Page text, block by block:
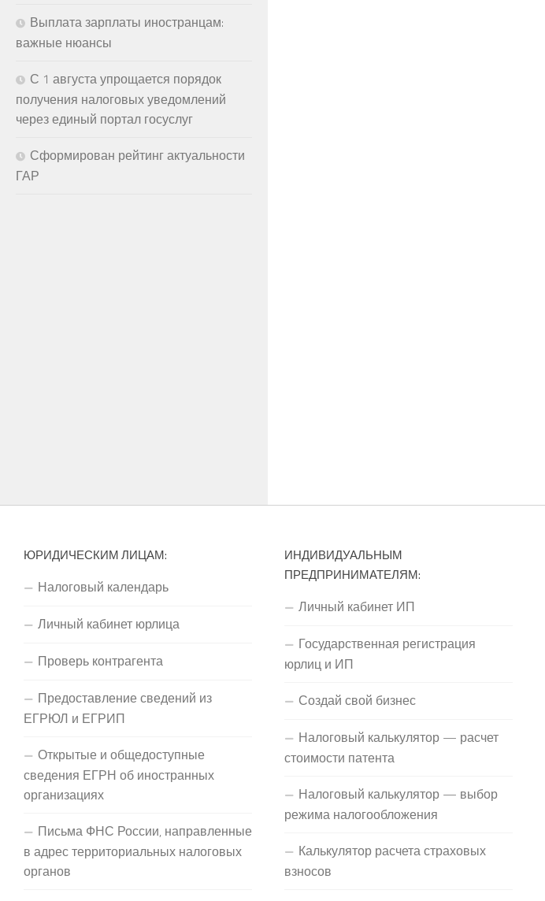
Выплата зарплаты иностранцам:
важные нюансы
С 1 августа упрощается порядок
получения налоговых уведомлений
через единый портал госуслуг
Сформирован рейтинг актуальности
ГАР
ЮРИДИЧЕСКИМ ЛИЦАМ:
Налоговый календарь
Личный кабинет юрлица
Проверь контрагента
Предоставление сведений из
ЕГРЮЛ и ЕГРИП
Открытые и общедоступные
сведения ЕГРН об иностранных
организациях
Письма ФНС России, направленные
в адрес территориальных налоговых
органов
ИНДИВИДУАЛЬНЫМ
ПРЕДПРИНИМАТЕЛЯМ:
Личный кабинет ИП
Государственная регистрация
юрлиц и ИП
Создай свой бизнес
Налоговый калькулятор — расчет
стоимости патента
Налоговый калькулятор — выбор
режима налогообложения
Калькулятор расчета страховых
взносов